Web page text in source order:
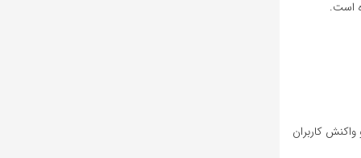
است.
کاربران